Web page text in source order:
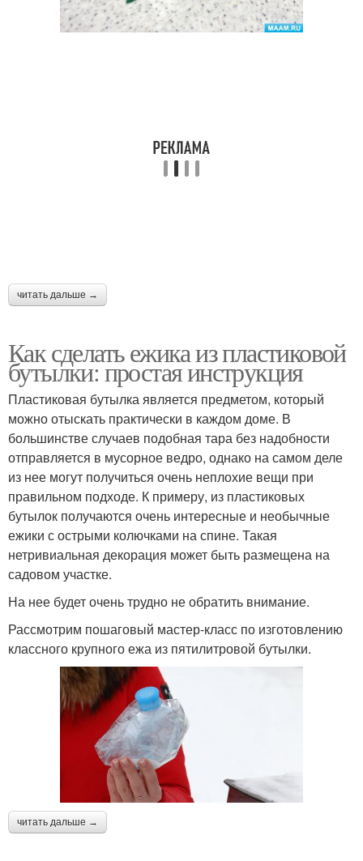
читать дальше →
Как сделать ежика из пластиковой
бутылки: простая инструкция
Пластиковая бутылка является предметом, который
можно отыскать практически в каждом доме. В
большинстве случаев подобная тара без надобности
отправляется в мусорное ведро, однако на самом деле
из нее могут получиться очень неплохие вещи при
правильном подходе. К примеру, из пластиковых
бутылок получаются очень интересные и необычные
ежики с острыми колючками на спине. Такая
нетривиальная декорация может быть размещена на
садовом участке.
На нее будет очень трудно не обратить внимание.
Рассмотрим пошаговый мастер-класс по изготовлению
классного крупного ежа из пятилитровой бутылки.
читать дальше →